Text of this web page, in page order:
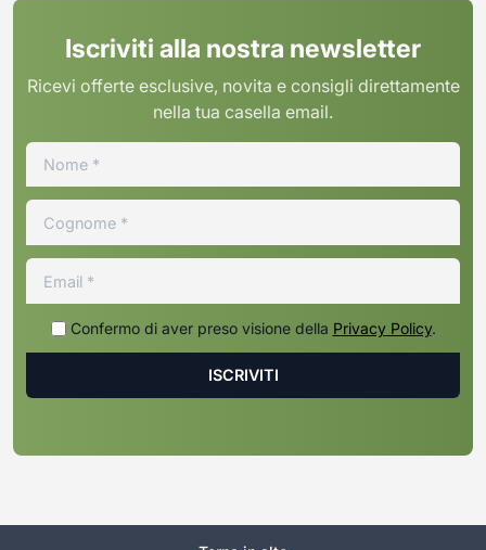
Iscriviti alla nostra newsletter
Ricevi offerte esclusive, novita e consigli direttamente
nella tua casella email.
Confermo di aver preso visione della Privacy Policy.